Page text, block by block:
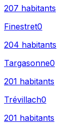
207 habitants
Finestret0
204 habitants
Targasonne0
201 habitants
Trévillach0
201 habitants